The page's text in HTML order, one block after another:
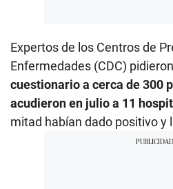
Expertos de los Centros de
Enfermedades (CDC) pidieron
cuestionario a cerca de 300
acudieron en julio a 11
mitad habían dado positivo y